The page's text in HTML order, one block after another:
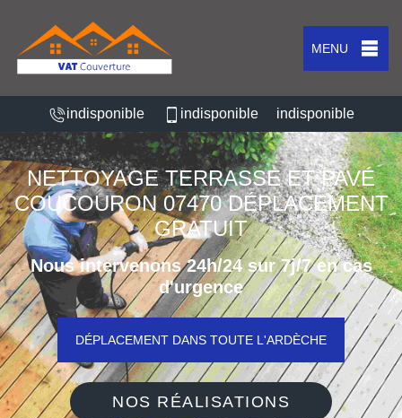
MENU
indisponible indisponible indisponible
NETTOYAGE TERRASSE ET PAVÉ
COUCOURON 07470 DÉPLACEMENT
GRATUIT
Nous intervenons 24h/24 sur 7j/7 en cas
d'urgence
DÉPLACEMENT DANS TOUTE L'ARDÈCHE
NOS RÉALISATIONS